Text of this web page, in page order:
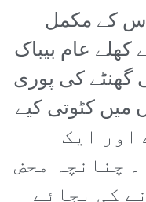
کے مکمل
عام بیباک
گھنٹے کی پوری
میں کٹوتی کیے
اور ایک
چنانچہ محض